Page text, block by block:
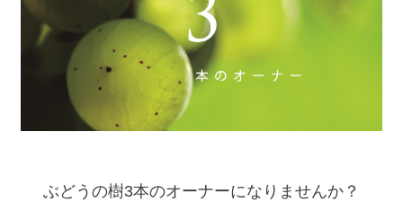
ぶどうの樹3本のオーナーになりませんか？